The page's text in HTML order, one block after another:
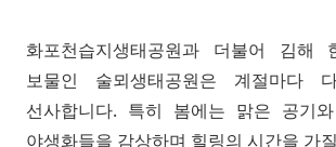
화포천습지생태공원과 더불어 김해
보물인 술뫼생태공원은 계절마다
선사합니다. 특히 봄에는 맑은 공기
야생화들을 감상하며 힐링의 시간을 가